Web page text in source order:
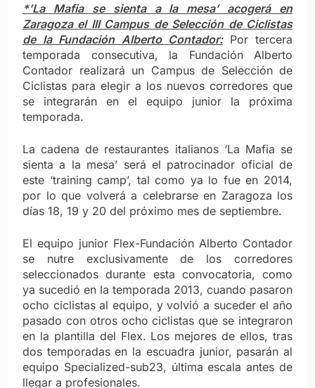
*’La Mafia se sienta a la mesa’ acogerá en
Zaragoza el III Campus de Selección de Ciclistas
de la Fundación Alberto Contador: Por tercera
temporada consecutiva, la Fundación Alberto
Contador realizará un Campus de Selección de
Ciclistas para elegir a los nuevos corredores que
se integrarán en el equipo junior la próxima
temporada.
La cadena de restaurantes italianos ‘La Mafia se
sienta a la mesa’ será el patrocinador oficial de
este ‘training camp’, tal como ya lo fue en 2014,
por lo que volverá a celebrarse en Zaragoza los
días 18, 19 y 20 del próximo mes de septiembre.
El equipo junior Flex-Fundación Alberto Contador
se nutre exclusivamente de los corredores
seleccionados durante esta convocatoria, como
ya sucedió en la temporada 2013, cuando pasaron
ocho ciclistas al equipo, y volvió a suceder el año
pasado con otros ocho ciclistas que se integraron
en la plantilla del Flex. Los mejores de ellos, tras
dos temporadas en la escuadra junior, pasarán al
equipo Specialized-sub23, última escala antes de
llegar a profesionales.